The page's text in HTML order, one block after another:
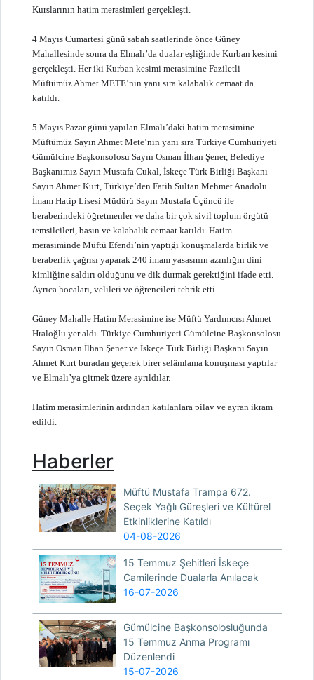
Kurslarının hatim merasimleri gerçekleşti.
4 Mayıs Cumartesi günü sabah saatlerinde önce Güney
Mahallesinde sonra da Elmalı’da dualar eşliğinde Kurban kesimi
gerçekleşti. Her iki Kurban kesimi merasimine Faziletli
Müftümüz Ahmet METE’nin yanı sıra kalabalık cemaat da
katıldı.
5 Mayıs Pazar günü yapılan Elmalı’daki hatim merasimine
Müftümüz Sayın Ahmet Mete’nin yanı sıra Türkiye Cumhuriyeti
Gümülcine Başkonsolosu Sayın Osman İlhan Şener, Belediye
Başkanımız Sayın Mustafa Cukal, İskeçe Türk Birliği Başkanı
Sayın Ahmet Kurt, Türkiye’den Fatih Sultan Mehmet Anadolu
İmam Hatip Lisesi Müdürü Sayın Mustafa Üçüncü ile
beraberindeki öğretmenler ve daha bir çok sivil toplum örgütü
temsilcileri, basın ve kalabalık cemaat katıldı. Hatim
merasiminde Müftü Efendi’nin yaptığı konuşmalarda birlik ve
beraberlik çağrısı yaparak 240 imam yasasının azınlığın dini
kimliğine saldırı olduğunu ve dik durmak gerektiğini ifade etti.
Ayrıca hocaları, velileri ve öğrencileri tebrik etti.
Güney Mahalle Hatim Merasimine ise Müftü Yardımcısı Ahmet
Hraloğlu yer aldı. Türkiye Cumhuriyeti Gümülcine Başkonsolosu
Sayın Osman İlhan Şener ve İskeçe Türk Birliği Başkanı Sayın
Ahmet Kurt buradan geçerek birer selâmlama konuşması yaptılar
ve Elmalı’ya gitmek üzere ayrıldılar.
Hatim merasimlerinin ardından katılanlara pilav ve ayran ikram
edildi.
Haberler
Müftü Mustafa Trampa 672.
Seçek Yağlı Güreşleri ve Kültürel
Etkinliklerine Katıldı
04-08-2026
15 Temmuz Şehitleri İskeçe
Camilerinde Dualarla Anılacak
16-07-2026
Gümülcine Başkonsolosluğunda
15 Temmuz Anma Programı
Düzenlendi
15-07-2026